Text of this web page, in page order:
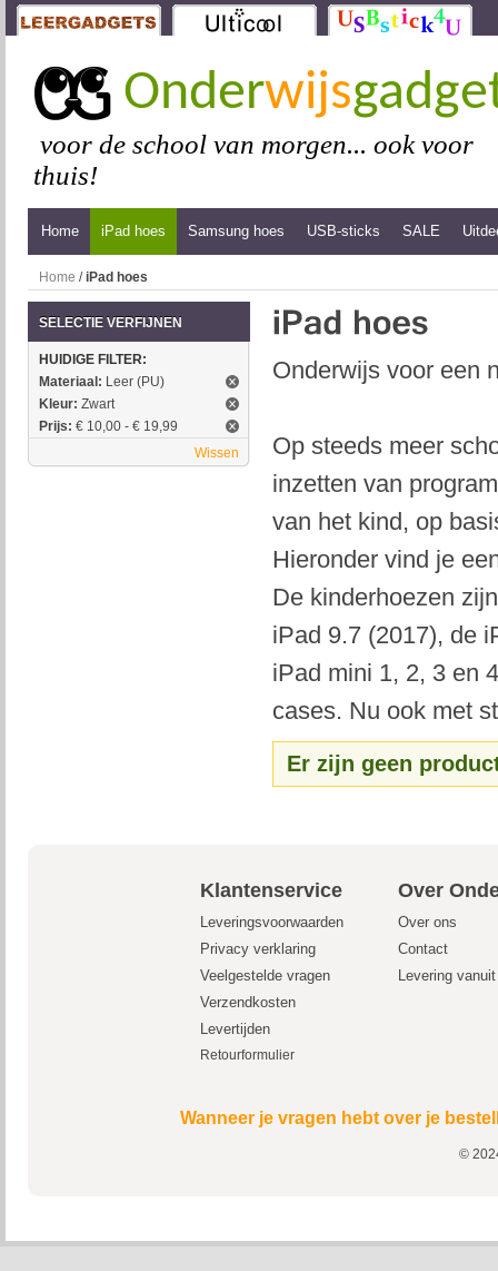
Onderwijs
voor de school van morgen... ook voor
thuis!
Home iPad hoes Samsung hoes USB-sticks SALE
Home /iPad hoes
Onderwijs voor een
Op steeds meer
inzetten van
van het kind, op
Hieronder vind je
De kinderhoezen
iPad 9.7 (2017), de
iPad mini 1, 2, 3 en
cases. Nu ook met
Er zijn geen
SELECTIE VERFIJNEN
HUIDIGE FILTER:
Materiaal: Leer (PU)
Kleur: Zwart
Prijs: € 10,00 - € 19,99
Wissen
Klantenservice Over
Leveringsvoorwaarden
Over ons
Privacy verklaring
Contact
Veelgestelde vragen
Levering
Verzendkosten
Levertijden
Retourformulier
Wanneer je vragen hebt over je
©